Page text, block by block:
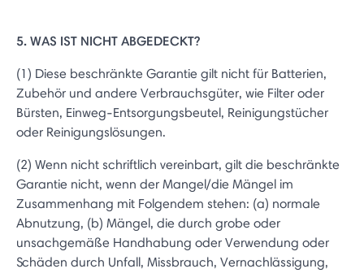
5. WAS IST NICHT ABGEDECKT?
(1) Diese beschränkte Garantie gilt nicht für Batterien,
Zubehör und andere Verbrauchsgüter, wie Filter oder
Bürsten, Einweg-Entsorgungsbeutel, Reinigungstücher
oder Reinigungslösungen.
(2) Wenn nicht schriftlich vereinbart, gilt die beschränkte
Garantie nicht, wenn der Mangel/die Mängel im
Zusammenhang mit Folgendem stehen: (a) normale
Abnutzung, (b) Mängel, die durch grobe oder
unsachgemäße Handhabung oder Verwendung oder
Schäden durch Unfall, Missbrauch, Vernachlässigung,